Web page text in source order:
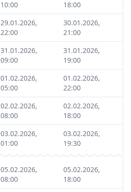
10:00
18:00
29.01.2026,
22:00
30.01.2026,
21:00
31.01.2026,
09:00
31.01.2026,
19:00
01.02.2026,
05:00
01.02.2026,
22:00
02.02.2026,
08:00
02.02.2026,
18:00
03.02.2026,
01:00
03.02.2026,
19:30
05.02.2026,
08:00
05.02.2026,
18:00